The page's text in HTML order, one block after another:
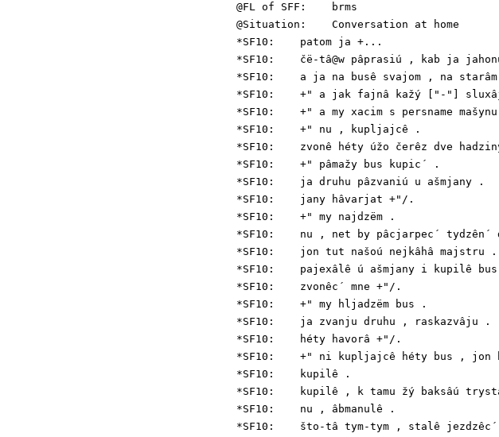
@FL of SFF:    brms
@Situation:    Conversation at home
*SF10:    patom ja +...
*SF10:    čë-tâ@w pâprasiú , kab ja
*SF10:    a ja na busê svajom , na
*SF10:    +" a jak fajnâ kažý ["-"]
*SF10:    +" a my xacim s persname
*SF10:    +" nu , kupljajcê .
*SF10:    zvonê héty úžo čerêz dve
*SF10:    +" pâmažy bus kupic´ .
*SF10:    ja druhu pâzvaniú u ašmjany .
*SF10:    jany hâvarjat +"/.
*SF10:    +" my najdzëm .
*SF10:    nu , net by pâcjarpec´ tydzên´
*SF10:    jon tut našoú nejkâhâ majstru .
*SF10:    pajexâlê ú ašmjany i kupilê
*SF10:    zvonêc´ mne +"/.
*SF10:    +" my hljadzëm bus .
*SF10:    ja zvanju druhu , raskazvâju .
*SF10:    héty havorâ +"/.
*SF10:    +" ni kupljajcê héty bus ,
*SF10:    kupilê .
*SF10:    kupilê , k tamu žý baksâú
*SF10:    nu , âbmanulê .
*SF10:    što-tâ tym-tym , stalê